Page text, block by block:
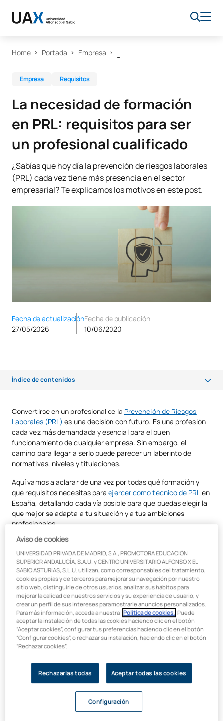
Home Portada Empresa
Empresa Requisitos
La necesidad de formación
en PRL: requisitos para ser
un profesional cualificado
¿Sabías que hoy día la prevención de riesgos laborales
(PRL) cada vez tiene más presencia en el sector
empresarial? Te explicamos los motivos en este post.
Fecha de actualización
27/05/2026
Fecha de publicación
10/06/2020
Índice de contenidos
Requisitos para ser técnico de nivel superior: el máster universitario
Competencias clave del futuro técnico
Resumen
Convertirse en un profesional de la Prevención de Riesgos
Laborales (PRL) es una decisión con futuro. Es una profesión
cada vez más demandada y esencial para el buen
funcionamiento de cualquier empresa. Sin embargo, el
camino para llegar a serlo puede parecer un laberinto de
normativas, niveles y titulaciones.
Aquí vamos a aclarar de una vez por todas qué formación y
qué requisitos necesitas paraejercer como técnico de PRL en
España, detallando cada vía posible para que puedas elegir la
que mejor se adapta a tu situación y a tus ambiciones
profesionales.
Los 3 niveles de cualificación en
PRL: básico, intermedio y
avanzado
Lo primero y más importante es comprender que no todos los
técnicos de prevención son iguales. La ley establece tres
niveles de cualificación, cada uno con funciones y requisitos
de formación distintos. Conocerlos es fundamental para
saber hacia dónde quieres dirigir tu carrera.
Nivel básico
Es la puerta de entrada a la prevención. La formación de nivel
básico capacita para realizar funciones elementales como la
promoción de comportamientos seguros, la correcta
Aviso de cookies
UNIVERSIDAD PRIVADA DE MADRID, S.A., PROMOTORA EDUCACIÓN
SUPERIOR ANDALUCÍA, S.A.U. y CENTRO UNIVERSITARIO ALFONSO X EL
SABIO ASTURIAS, S.L.U. utilizan, como corresponsables del tratamiento,
cookies propias y de terceros para mejorar su navegación por nuestro
sitio web, distinguirle de otros usuarios, analizar sus hábitos para
mejorar la calidad de nuestros servicios y su experiencia de usuario, y
crear un perfil de sus intereses para mostrarle anuncios personalizados.
Para más información, acceda a nuestra Política de cookies. . Puede
aceptar la instalación de todas las cookies haciendo clic en el botón
“Aceptar cookies”, configurar tus preferencias haciendo clic en el botón
“Configurar cookies”, o rechazar su instalación, haciendo clic en el botón
“Rechazar cookies”.
Rechazarlas todas Aceptar todas las cookies
Configuración